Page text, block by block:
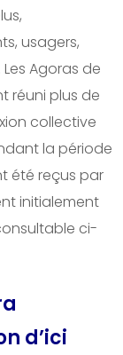
usagers,
Agoras de
réuni plus de
collective
la période
été reçus par
initialement
ci-
d’ici